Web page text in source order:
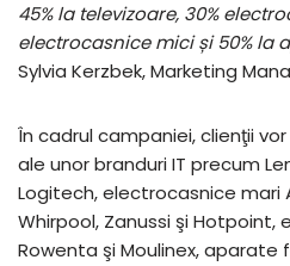
45% la televizoare, 30%
electrocasnice miciși 50% la
Sylvia Kerzbek, Marketing
În cadrul campaniei, clienţii
ale unor branduri IT precum
Logitech, electrocasnice mari
Whirpool, Zanussi şi Hotpoint,
Rowenta şi Moulinex, aparate